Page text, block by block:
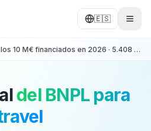
🇪🇸
financiados en 2026 · 5.408 operaciones · +500 Partners
del BNPL para